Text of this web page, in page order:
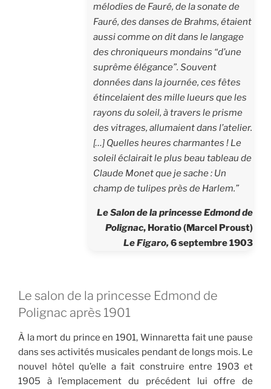
mélodies de Fauré, de la sonate de
Fauré, des danses de Brahms, étaient
aussi comme on dit dans le langage
des chroniqueurs mondains “d’une
suprême élégance”. Souvent
données dans la journée, ces fêtes
étincelaient des mille lueurs que les
rayons du soleil, à travers le prisme
des vitrages, allumaient dans l’atelier.
[…] Quelles heures charmantes ! Le
soleil éclairait le plus beau tableau de
Claude Monet que je sache : Un
champ de tulipes près de Harlem.”
Le Salon de la princesse Edmond de
Polignac, Horatio (Marcel Proust)
Le Figaro, 6 septembre 1903
Le salon de la princesse Edmond de
Polignac après 1901
À la mort du prince en 1901, Winnaretta fait une pause
dans ses activités musicales pendant de longs mois. Le
nouvel hôtel qu’elle a fait construire entre 1903 et
1905 à l’emplacement du précédent lui offre de